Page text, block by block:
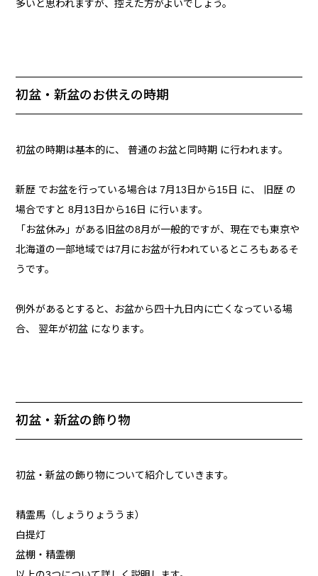
多いと思われますが、控えた方がよいでしょう。
初盆・新盆のお供えの時期
初盆の時期は基本的に、 普通のお盆と同時期 に行われます。
新歴 でお盆を行っている場合は 7月13日から15日 に、 旧歴 の
場合ですと 8月13日から16日 に行います。
「お盆休み」がある旧盆の8月が一般的ですが、現在でも東京や
北海道の一部地域では7月にお盆が行われているところもあるそ
うです。
例外があるとすると、お盆から四十九日内に亡くなっている場
合、 翌年が初盆 になります。
初盆・新盆の飾り物
初盆・新盆の飾り物について紹介していきます。
精霊馬（しょうりょううま）
白提灯
盆棚・精霊棚